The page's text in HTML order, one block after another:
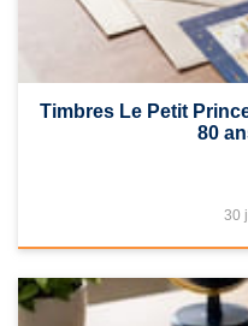
Timbres Le Petit
80
30